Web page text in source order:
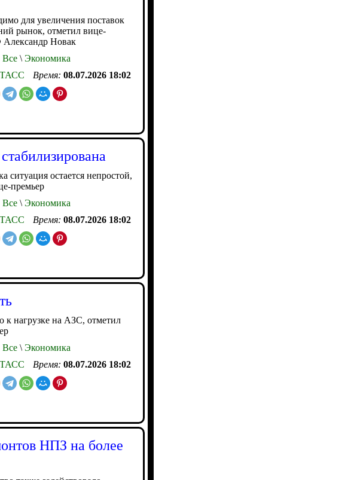
для увеличения поставок
рынок, отметил вице-
Новак
Все \ Экономика
ТАСС Время: 08.07.2026 18:02
ситуация остается непростой,
премьер
Все \ Экономика
ТАСС Время: 08.07.2026 18:02
к нагрузке на АЗС, отметил
Все \ Экономика
ТАСС Время: 08.07.2026 18:02
НПЗ на более